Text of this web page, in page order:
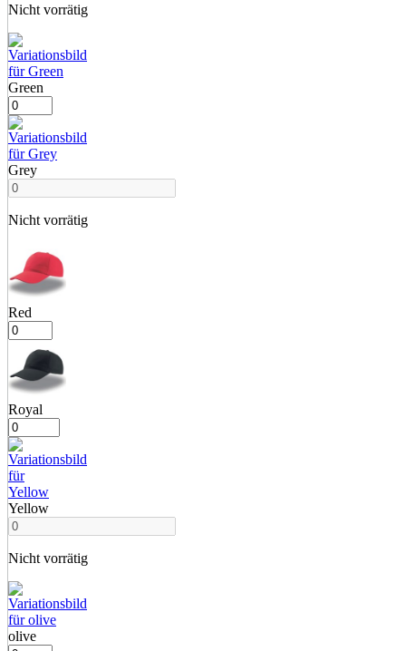
Nicht vorrätig
Green
Grey
Nicht vorrätig
Red
Royal
Yellow
Nicht vorrätig
olive